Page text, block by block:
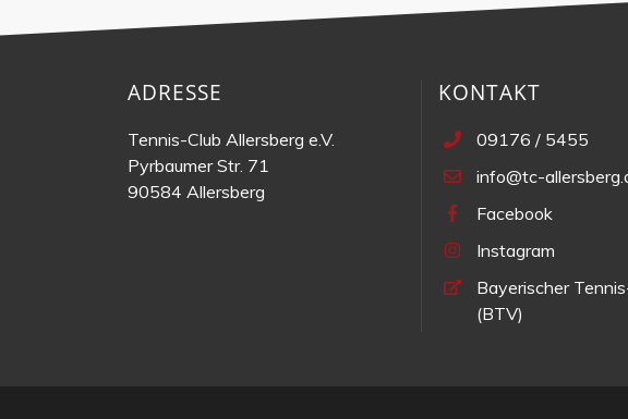
ADRESSE
Tennis-Club Allersberg e.V.
Pyrbaumer Str. 71
90584 Allersberg
KONTAKT
09176 / 5455
info@tc-
Facebook
Instagram
Bayerischer
(BTV)